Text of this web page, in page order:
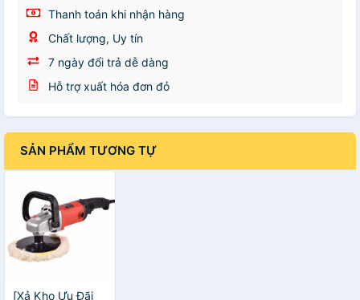
Thanh toán khi nhận hàng
Chất lượng, Uy tín
7 ngày đổi trả dễ dàng
Hỗ trợ xuất hóa đơn đỏ
SẢN PHẨM TƯƠNG TỰ
[Xả Kho Ưu Đãi